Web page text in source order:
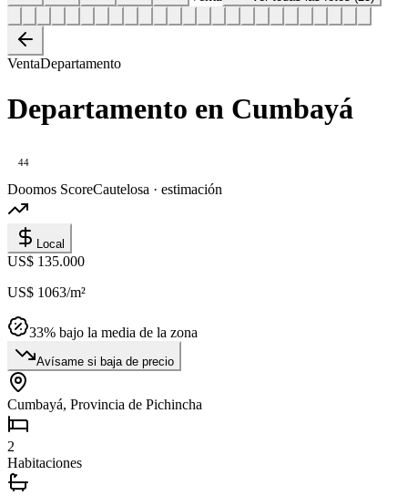
VentaDepartamento
Departamento en Cumbayá
44
Doomos ScoreCautelosa · estimación
Local
US$ 135.000
US$ 1063/m²
33% bajo la media de la zona
Avísame si baja de precio
Cumbayá, Provincia de Pichincha
2
Habitaciones